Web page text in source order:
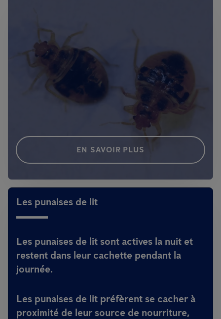
EN SAVOIR PLUS
Les punaises de lit
Les punaises de lit sont actives la nuit et
restent dans leur cachette pendant la
journée.
Les punaises de lit préfèrent se cacher à
proximité de leur source de nourriture,